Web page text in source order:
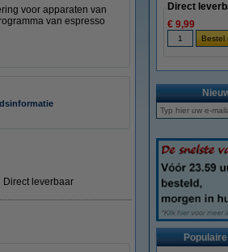
voor apparaten van
van espresso
Direct leverbaar
Direct
€ 9,99